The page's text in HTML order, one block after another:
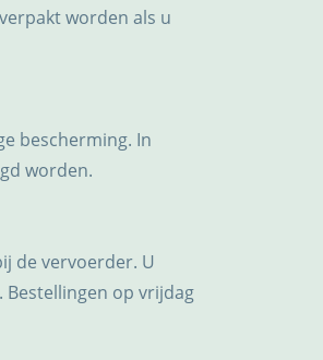
worden als u
bescherming. In
worden.
de vervoerder. U
op vrijdag